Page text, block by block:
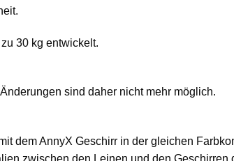
30 kg entwickelt.
sind daher nicht mehr möglich.
dem AnnyX Geschirr in der gleichen
zwischen den Leinen und den